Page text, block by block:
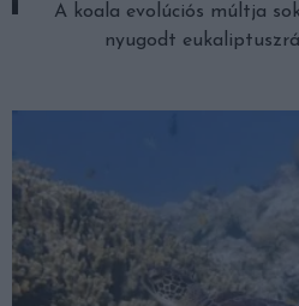
A koala evolúciós múltja
nyugodt